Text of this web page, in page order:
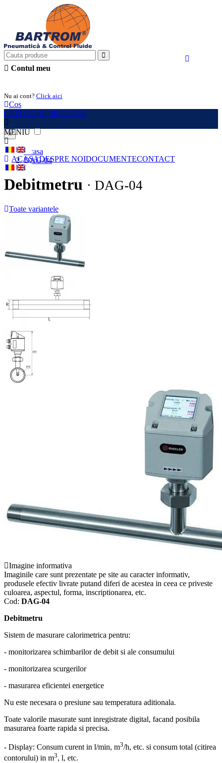
Contul meu
Nu ai cont? Click aici
Cos
CATEGORII PRODUSE
MENIU
ACASADESPRE NOIDOCUMENTECONTACT
×
Acasa
DAG-04
Debitmetru · DAG-04
Toate variantele
Imagine informativa
Imaginile care sunt prezentate pe site au caracter informativ,
produsele efectiv livrate putand diferi de acestea in ceea ce priveste
culoarea, aspectul, forma, inscriptionarea, etc.
Cod: DAG-04
Debitmetru
Sistem de masurare calorimetrica pentru:
- monitorizarea schimbarilor de debit si ale consumului
- monitorizarea scurgerilor
- masurarea eficientei energetice
Nu este necesara o presiune sau temperatura aditionala.
Toate valorile masurate sunt inregistrate digital, facand posibila
masurarea foarte rapida si precisa.
- Display: Consum curent in l/min, m3/h, etc. si consum total (citirea
contorului) in m3, l, etc.